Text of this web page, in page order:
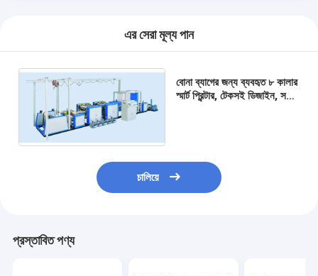
এর সেরা মূল্য পান
বোনা ব্যাগের জন্য ব্যবহৃত ৮ কালার
স্মার্ট প্রিন্টার, টেকসই ডিজাইন, সহজ
চালিয়ে
প্রস্তাবিত পণ্য